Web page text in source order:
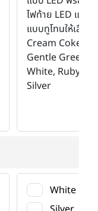
ไฟท้าย LED แบบ
แบบทูโทนให้เลือก
Cream Coke,
Gentle Green,
White, Ruby
Silver
White